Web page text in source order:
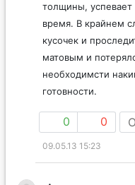
толщины, успевает
время. В крайнем
кусочек и
матовым и
необходимсти
готовности.
0 0
09.05.13 15:23